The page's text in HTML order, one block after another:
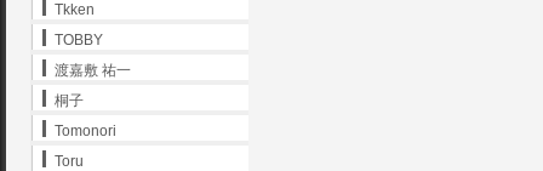
Tkken
TOBBY
渡嘉敷 祐一
桐子
Tomonori
Toru